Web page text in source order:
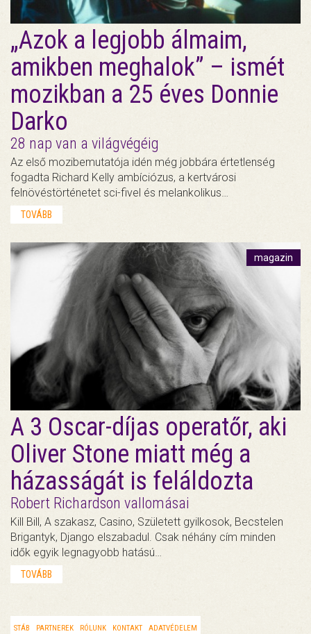
„Azok a legjobb álmaim,
amikben meghalok” – ismét
mozikban a 25 éves Donnie
Darko
28 nap van a világvégéig
Az első mozibemutatója idén még jobbára értetlenség
fogadta Richard Kelly ambíciózus, a kertvárosi
felnövéstörténetet sci-fivel és melankolikus…
TOVÁBB
magazin
A 3 Oscar-díjas operatőr, aki
Oliver Stone miatt még a
házasságát is feláldozta
Robert Richardson vallomásai
Kill Bill, A szakasz, Casino, Született gyilkosok, Becstelen
Brigantyk, Django elszabadul. Csak néhány cím minden
idők egyik legnagyobb hatású…
TOVÁBB
STÁB PARTNEREK RÓLUNK KONTAKT ADATVÉDELEM